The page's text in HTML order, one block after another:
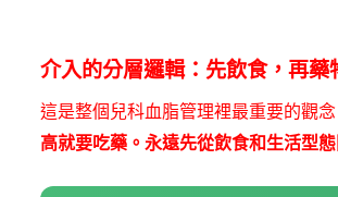
介入的分層邏輯：先飲食，再藥
這是整個兒科血脂管理裡最重要的觀念
高就要吃藥。永遠先從飲食和生活型態